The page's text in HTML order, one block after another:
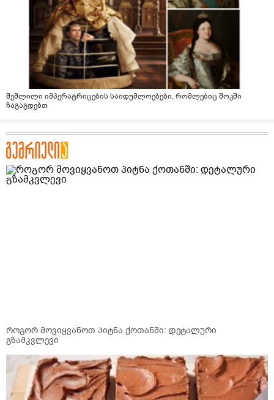
შეშლილი იმპერატრიცების საიდუმლოებები, რომლებიც შოკში
ჩაგაგდებთ
როგორ მოვიყვანოთ პიტნა ქოთანში: დეტალური
გზამკვლევი